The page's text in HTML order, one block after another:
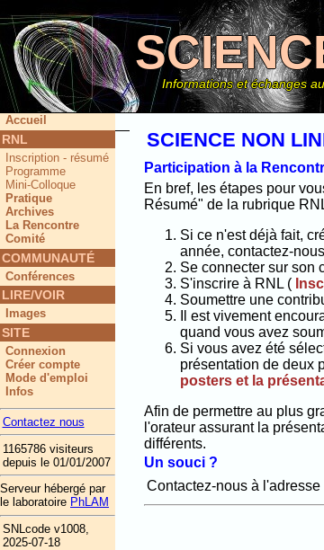
Informations et échanges
SCIENCE NON
Participation à la
En bref, les étapes pour
Résumé" de la rubrique
Si ce n'est déjà fait,
année, contactez-
Se connecter sur son
S'inscrire à RNL (
Soumettre une
Il est vivement
quand vous avez
Si vous avez été
présentation de deux
posters et la
Afin de permettre au plus
l'orateur assurant la
différents.
Un souci ?
Contactez-nous à l'adresse
Accueil
RNL
Inscription - résumé
Programme
Mini-Colloque
Pratique
Archives
La Rencontre
Comité
COMMUNAUTÉ
Conférences
LIRE/VOIR
Images
SITE
Connexion
Créer compte
Mode d'emploi
Infos
Contactez nous
1165786 visiteurs
depuis le 01/01/2007
Serveur hébergé par
le laboratoire PhLAM
SNLcode v1008,
2025-07-18
Ce site